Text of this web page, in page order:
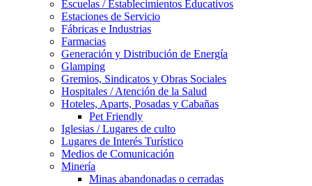
Escuelas / Establecimientos Educativos
Estaciones de Servicio
Fábricas e Industrias
Farmacias
Generación y Distribución de Energía
Glamping
Gremios, Sindicatos y Obras Sociales
Hospitales / Atención de la Salud
Hoteles, Aparts, Posadas y Cabañas
Pet Friendly
Iglesias / Lugares de culto
Lugares de Interés Turístico
Medios de Comunicación
Minería
Minas abandonadas o cerradas